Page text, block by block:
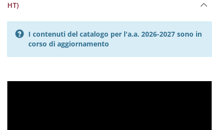
HT)
I contenuti del catalogo per l'a.a. 2026-2027 sono in
corso di aggiornamento